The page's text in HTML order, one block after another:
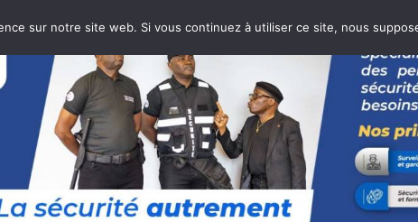
sur notre site web. Si vous continuez à utiliser ce site, nous